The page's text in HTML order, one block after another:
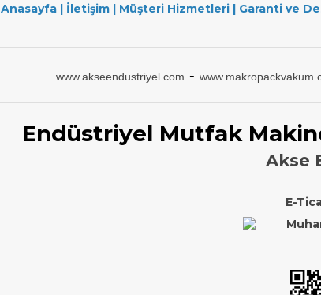
Anasayfa | İletişim | Müşteri Hizmetleri | Garanti ve
www.akseendustriyel.com -
Endüstriyel Mutfak
Akse
E-